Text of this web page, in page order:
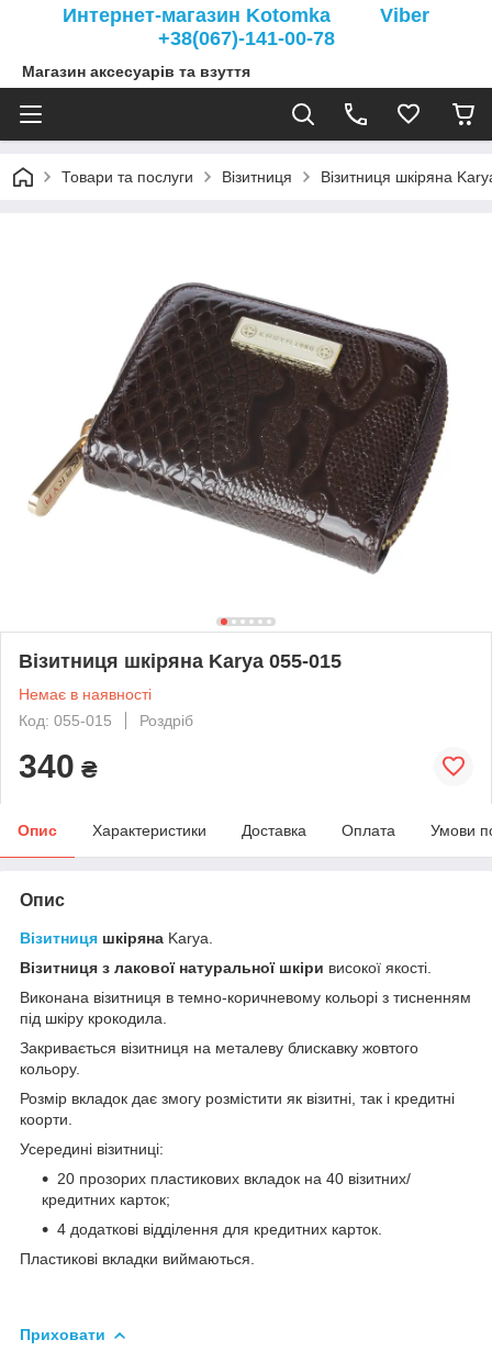
Интернет-магазин Kotomka Viber
+38(067)-141-00-78
Магазин аксесуарів та взуття
Товари та послуги Візитниця Візитниця шкіряна
Візитниця шкіряна Karya 055-015
Немає в наявності
Код: 055-015
Роздріб
340 ₴
Опис Характеристики Доставка Оплата Умови
Опис
Візитниця шкіряна Karya.
Візитниця з лакової натуральної шкіри високої якості.
Виконана візитниця в темно-коричневому кольорі з тисненням
під шкіру крокодила.
Закривається візитниця на металеву блискавку жовтого
кольору.
Розмір вкладок дає змогу розмістити як візитні, так і кредитні
коорти.
Усередині візитниці:
20 прозорих пластикових вкладок на 40 візитних/
кредитних карток;
4 додаткові відділення для кредитних карток.
Пластикові вкладки виймаються.
Приховати